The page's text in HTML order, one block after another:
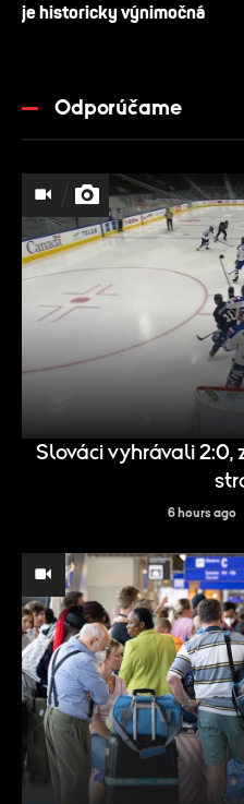
je historicky výnimočná
Odporúčame
Slováci vyhrávali 2:0,
6 hours ago